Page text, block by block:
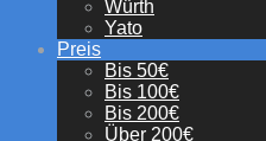
Würth
Yato
Preis
Bis 50€
Bis 100€
Bis 200€
Über 200€